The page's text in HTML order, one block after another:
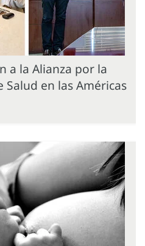
a la Alianza por la
en las Américas